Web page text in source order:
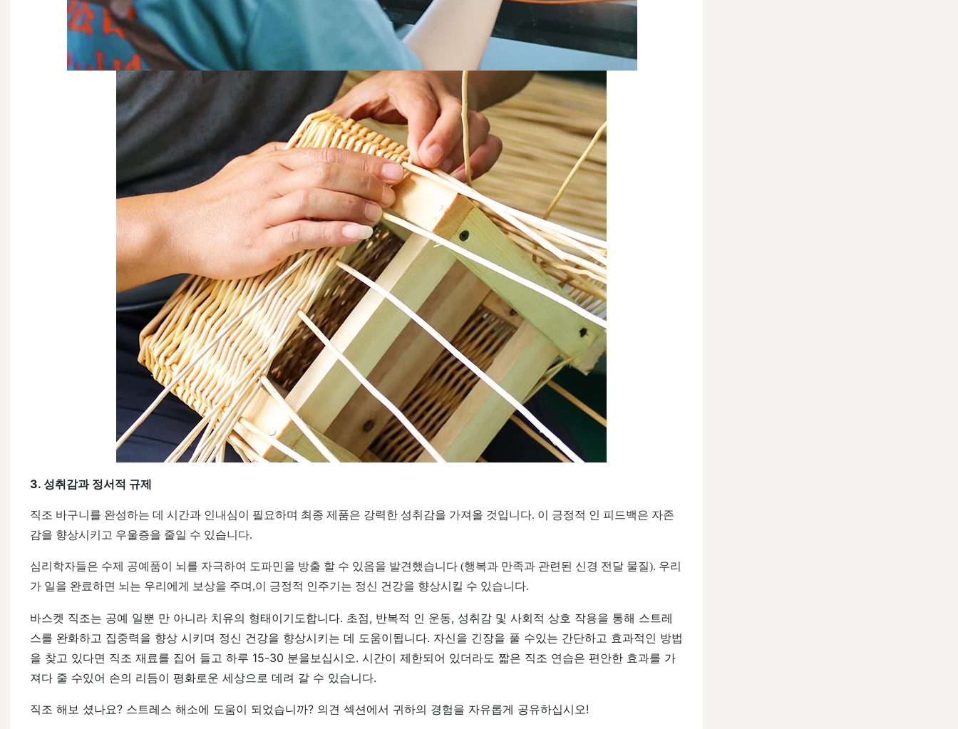
3. 성취감과 정서적 규제
직조 바구니를 완성하는 데 시간과 인내심이 필요하며 최종 제품은 강력한 성취감을 가져올 것입니다. 이 긍정적 인 피드백은 자존
감을 향상시키고 우울증을 줄일 수 있습니다.
심리학자들은 수제 공예품이 뇌를 자극하여 도파민을 방출 할 수 있음을 발견했습니다 (행복과 만족과 관련된 신경 전달 물질). 우리
가 일을 완료하면 뇌는 우리에게 보상을 주며,이 긍정적 인주기는 정신 건강을 향상시킬 수 있습니다.
바스켓 직조는 공예 일뿐 만 아니라 치유의 형태이기도합니다. 초점, 반복적 인 운동, 성취감 및 사회적 상호 작용을 통해 스트레
스를 완화하고 집중력을 향상 시키며 정신 건강을 향상시키는 데 도움이됩니다. 자신을 긴장을 풀 수있는 간단하고 효과적인 방법
을 찾고 있다면 직조 재료를 집어 들고 하루 15-30 분을보십시오. 시간이 제한되어 있더라도 짧은 직조 연습은 편안한 효과를 가
져다 줄 수있어 손의 리듬이 평화로운 세상으로 데려 갈 수 있습니다.
직조 해보 셨나요? 스트레스 해소에 도움이 되었습니까? 의견 섹션에서 귀하의 경험을 자유롭게 공유하십시오!